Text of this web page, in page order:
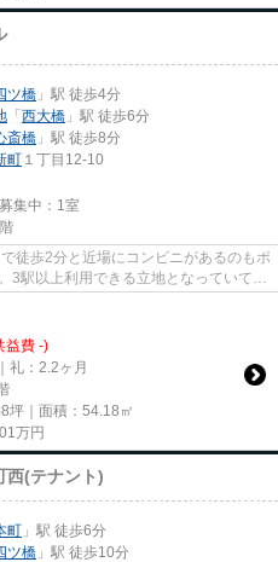
ツ橋 」駅 徒歩4分
「西大橋 」駅 徒歩6分
斎橋 」駅 徒歩8分
町 １丁目12-10
集中： 1室
徒歩2分と近場にコンビニがあるのもポ
駅以上利用できる立地となっていて、
益費 -)
礼：2.2ヶ月
坪｜面積：54.18㎡
万円
西(テナント)
町 」駅 徒歩6分
ツ橋 」駅 徒歩10分